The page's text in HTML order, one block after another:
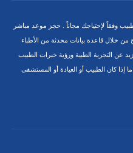
وفقاً لإحتياجك مجاناً . حجز موعد مباشر
خلال قاعدة بيانات محدثة من الأطباء
عن التجربة الطبية ورؤية خبرات الطبيب
إذا كان الطبيب أو العيادة أو المستشفى